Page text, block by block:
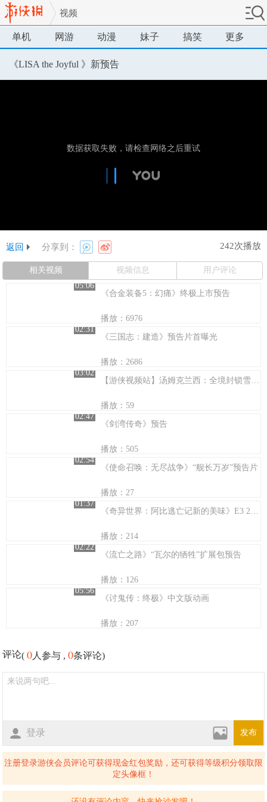
视频
单机 网游 动漫 妹子 搞笑 更多
《LISA the Joyful 》新预告
返回 分享到： 242次播放
相关视频 视频信息
用户评论
05:06
《合金装备5：幻痛》终极上市预告
播放：6976
02:31
《三国志：建造》预告片首曝光
播放：2686
03:02
【游侠视频站】汤姆克兰西：全境封锁雪莲引擎预告片
播放：59
02:47
《剑湾传奇》预告
播放：505
02:54
《使命召唤：无尽战争》“舰长万岁”预告片
播放：27
01:37
《奇异世界：阿比逃亡记新的美味》E3 2014
播放：214
02:22
《流亡之路》“瓦尔的牺牲”扩展包预告
播放：126
05:56
《讨鬼传：终极》中文版动画
播放：207
评论(0 人参与 ,0条评论)
登录 发布
注册登录游侠会员评论可获得现金红包奖励，还可获得等级积分领取限
定头像框！